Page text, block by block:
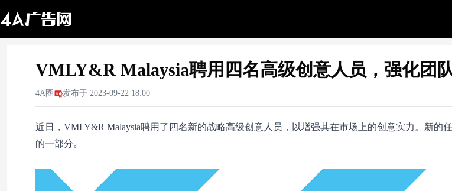
VMLY&R Malaysia聘用四名高级创意人员，强化团
4A圈 发布于 2023-09-22 18:00
近日，VMLY&R Malaysia聘用了四名新的战略高级创意人员，以增强其在市场上的创意实力。新的
的一部分。